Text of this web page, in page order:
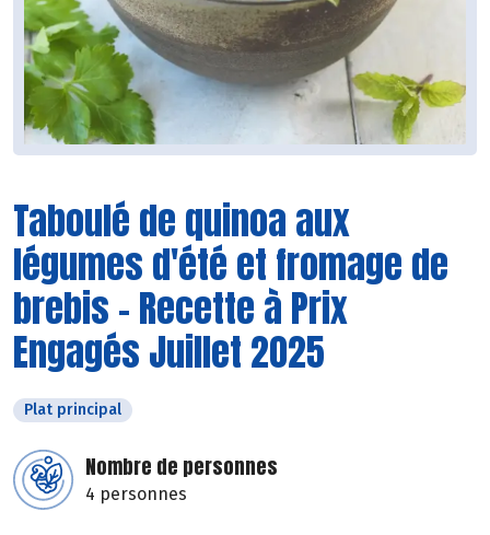
Taboulé de quinoa aux
légumes d'été et fromage de
brebis - Recette à Prix
Engagés Juillet 2025
Plat principal
Nombre de personnes
4 personnes